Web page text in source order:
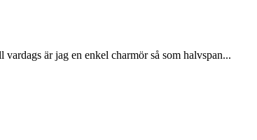
är jag en enkel charmör så som halvspan...